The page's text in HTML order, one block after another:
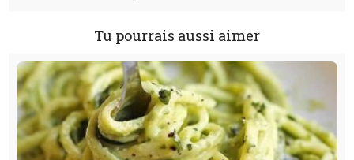
Tu pourrais aussi aimer